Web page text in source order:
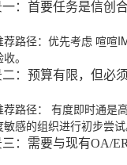
：首要任务是信创
荐路径：优先考虑 喧喧
。
：预算有限，但必
荐路径： 有度即时通是
敏感的组织进行初步尝试
：需要与现有OA/